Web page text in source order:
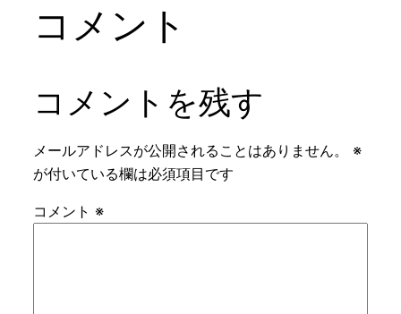
コメント
コメントを残す
メールアドレスが公開されることはありません。
※
が付いている欄は必須項目です
コメント ※